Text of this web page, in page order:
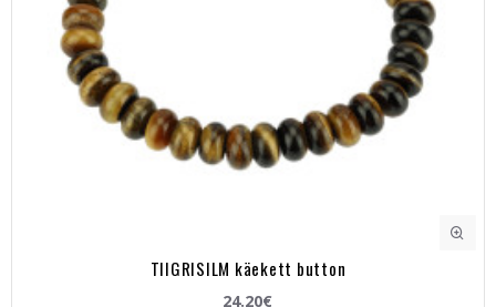
TIIGRISILM käekett button
24.20€